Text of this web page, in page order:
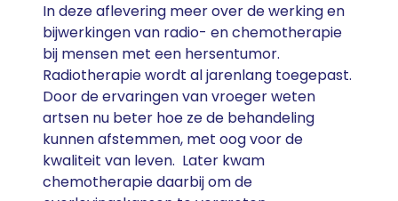
In deze aflevering meer over de werking en
bijwerkingen van radio- en chemotherapie
bij mensen met een hersentumor.
Radiotherapie wordt al jarenlang toegepast.
Door de ervaringen van vroeger weten
artsen nu beter hoe ze de behandeling
kunnen afstemmen, met oog voor de
kwaliteit van leven. Later kwam
chemotherapie daarbij om de